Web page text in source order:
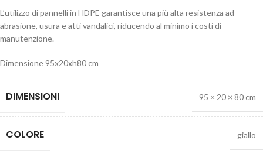
L’utilizzo di pannelli in HDPE garantisce una più alta resistenza ad
abrasione, usura e atti vandalici, riducendo al minimo i costi di
manutenzione.
Dimensione 95x20xh80 cm
DIMENSIONI 95 × 20 × 80 cm
COLORE giallo